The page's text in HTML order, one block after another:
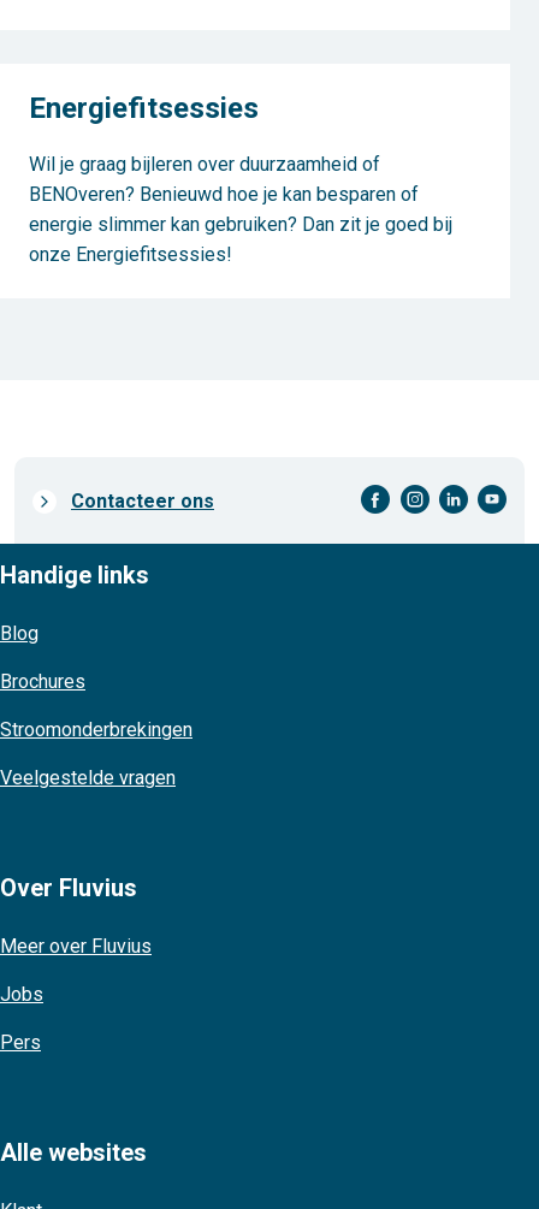
Energiefitsessies
Wil je graag bijleren over duurzaamheid of
BENOveren? Benieuwd hoe je kan besparen of
energie slimmer kan gebruiken? Dan zit je goed bij
onze Energiefitsessies!
Prefooter
Contacteer ons facebook-cirkel instagram-cirkel linkedin-cirkel youtube-cirkel
Handige links
Blog
Brochures
Stroomonderbrekingen
Veelgestelde vragen
Over Fluvius
Meer over Fluvius
Jobs
Pers
Alle websites